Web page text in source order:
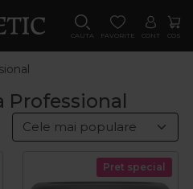
CAUTA FAVORITE CONT COS
Professional
Pret special